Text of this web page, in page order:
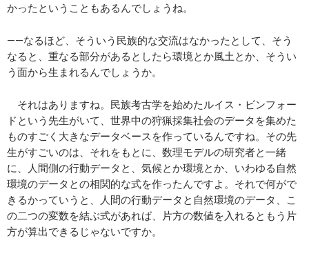
かったということもあるんでしょうね。
――なるほど、そういう民族的な交流はなかったとして、そう
なると、重なる部分があるとしたら環境とか風土とか、そうい
う面から生まれるんでしょうか。
それはありますね。民族考古学を始めたルイス・ビンフォー
ドという先生がいて、世界中の狩猟採集社会のデータを集めた
ものすごく大きなデータベースを作っているんですね。その先
生がすごいのは、それをもとに、数理モデルの研究者と一緒
に、人間側の行動データと、気候とか環境とか、いわゆる自然
環境のデータとの相関的な式を作ったんですよ。それで何がで
きるかっていうと、人間の行動データと自然環境のデータ、こ
の二つの変数を結ぶ式があれば、片方の数値を入れるともう片
方が算出できるじゃないですか。